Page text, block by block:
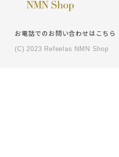
お電話でのお問い合わせはこちら
(C) 2023 Refeelas NMN Shop